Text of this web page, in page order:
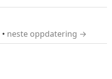
• neste oppdatering →